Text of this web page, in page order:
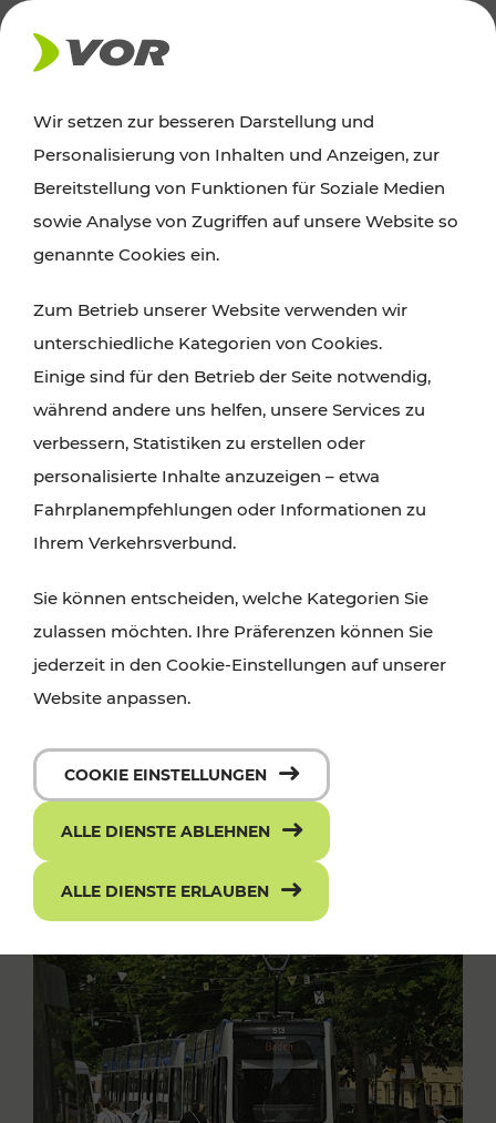
AKTUELLES
News
Alle wichtigen Meldungen zu Fahrplanänderungen,
finden Sie hier im Überblick.
Wir setzen zur besseren Darstellung und
Personalisierung von Inhalten und Anzeigen, zur
Bereitstellung von Funktionen für Soziale Medien
sowie Analyse von Zugriffen auf unsere Website so
genannte Cookies ein.
Zum Betrieb unserer Website verwenden wir
unterschiedliche Kategorien von Cookies.
Einige sind für den Betrieb der Seite notwendig,
während andere uns helfen, unsere Services zu
verbessern, Statistiken zu erstellen oder
personalisierte Inhalte anzuzeigen – etwa
Fahrplanempfehlungen oder Informationen zu
Ihrem Verkehrsverbund.
Sie können entscheiden, welche Kategorien Sie
zulassen möchten. Ihre Präferenzen können Sie
jederzeit in den Cookie-Einstellungen auf unserer
Website anpassen.
COOKIE EINSTELLUNGEN
ALLE DIENSTE ABLEHNEN
ALLE DIENSTE ERLAUBEN